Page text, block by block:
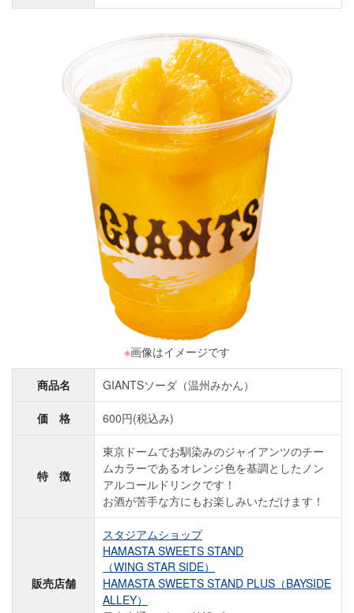
※画像はイメージです
商品名 GIANTSソーダ（温州みかん）
価 格 600円(税込み)
特 徴
東京ドームでお馴染みのジャイアンツのチー
ムカラーであるオレンジ色を基調としたノン
アルコールドリンクです！
お酒が苦手な方にもお楽しみいただけます！
販売店舗
スタジアムショップ
HAMASTA SWEETS STAND
（WING STAR SIDE）
HAMASTA SWEETS STAND PLUS（BAYSIDE
ALLEY）